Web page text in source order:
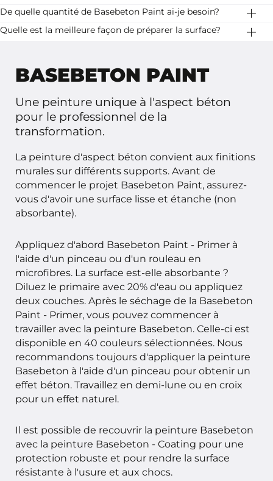
consulter le mode d'emploi de Basebeton Paint.
Basebeton Paint est disponible en 40 couleurs
standard pour s'adapter à tous les intérieurs.
De quelle quantité de Basebeton Paint ai-je besoin?
Avec 1 kg de Basebeton Paint, il est possible de traiter 4
être plus élevée.
Quelle est la meilleure façon de préparer la surface?
que le prétraitement nécessaire, varient selon la
nous conseil. Appliquez une couche primaire sur la
surface avec Basebeton Paint - Primer. Vous avez une
surface absorbante? Appliquez alors 2 couches de
Primer avec 20% d'eau.
BASEBETON PAINT
Une peinture unique à l'aspect béton
pour le professionnel de la
transformation.
La peinture d'aspect béton convient aux finitions
murales sur différents supports. Avant de
commencer le projet Basebeton Paint, assurez-
vous d'avoir une surface lisse et étanche (non
absorbante).
Appliquez d'abord Basebeton Paint - Primer à
l'aide d'un pinceau ou d'un rouleau en
microfibres. La surface est-elle absorbante ?
Diluez le primaire avec 20% d'eau ou appliquez
deux couches. Après le séchage de la Basebeton
Paint - Primer, vous pouvez commencer à
travailler avec la peinture Basebeton. Celle-ci est
disponible en 40 couleurs sélectionnées. Nous
recommandons toujours d'appliquer la peinture
Basebeton à l'aide d'un pinceau pour obtenir un
effet béton. Travaillez en demi-lune ou en croix
pour un effet naturel.
Il est possible de recouvrir la peinture Basebeton
avec la peinture Basebeton - Coating pour une
protection robuste et pour rendre la surface
résistante à l'usure et aux chocs.